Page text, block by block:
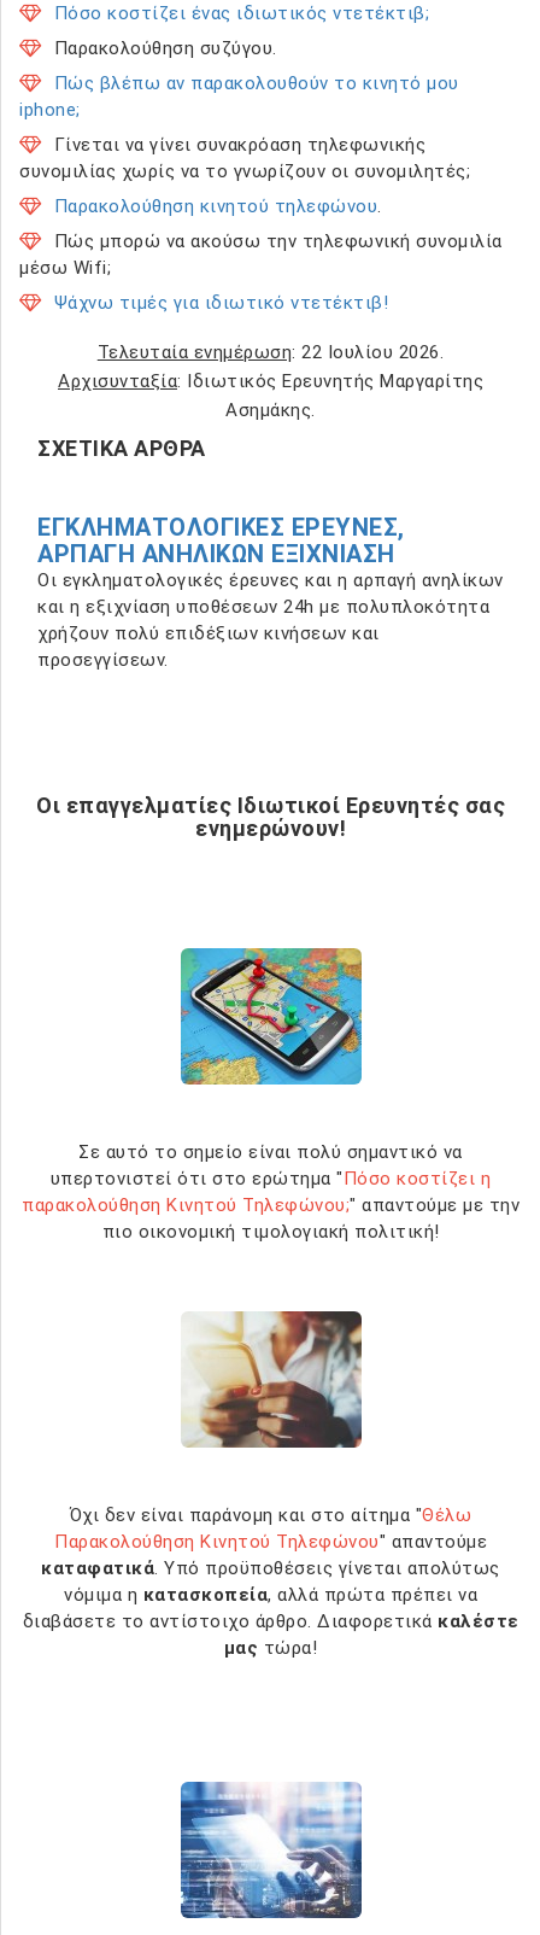
Πόσο κοστίζει ένας ιδιωτικός ντετέκτιβ;
Παρακολούθηση συζύγου.
Πώς βλέπω αν παρακολουθούν το κινητό μου
iphone;
Γίνεται να γίνει συνακρόαση τηλεφωνικής
συνομιλίας χωρίς να το γνωρίζουν οι συνομιλητές;
Παρακολούθηση κινητού τηλεφώνου.
Πώς μπορώ να ακούσω την τηλεφωνική συνομιλία
μέσω Wifi;
Ψάχνω τιμές για ιδιωτικό ντετέκτιβ!
Τελευταία ενημέρωση: 22 Ιουλίου 2026.
Αρχισυνταξία: Ιδιωτικός Ερευνητής Μαργαρίτης
Ασημάκης.
ΣΧΕΤΙΚΆ ΆΡΘΡΑ
ΕΓΚΛΗΜΑΤΟΛΟΓΙΚΈΣ ΈΡΕΥΝΕΣ,
ΑΡΠΑΓΉ ΑΝΗΛΊΚΩΝ ΕΞΙΧΝΊΑΣΗ
Οι εγκληματολογικές έρευνες και η αρπαγή ανηλίκων
και η εξιχνίαση υποθέσεων 24h με πολυπλοκότητα
χρήζουν πολύ επιδέξιων κινήσεων και
προσεγγίσεων.
Οι επαγγελματίες Ιδιωτικοί Ερευνητές σας
ενημερώνουν!
Σε αυτό το σημείο είναι πολύ σημαντικό να
υπερτονιστεί ότι στο ερώτημα "Πόσο κοστίζει η
παρακολούθηση Κινητού Τηλεφώνου;" απαντούμε με την
πιο οικονομική τιμολογιακή πολιτική!
Όχι δεν είναι παράνομη και στο αίτημα "Θέλω
Παρακολούθηση Κινητού Τηλεφώνου" απαντούμε
καταφατικά. Υπό προϋποθέσεις γίνεται απολύτως
νόμιμα η κατασκοπεία, αλλά πρώτα πρέπει να
διαβάσετε το αντίστοιχο άρθρο. Διαφορετικά καλέστε
μας τώρα!